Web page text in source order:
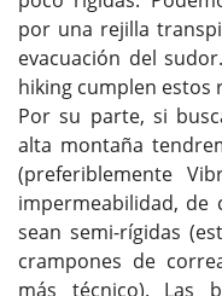
por una rejilla
evacuación del
hiking cumplen estos
Por su parte, si
alta montaña
(preferiblemente
impermeabilidad, de
sean semi-rígidas
crampones de
más técnico). Las